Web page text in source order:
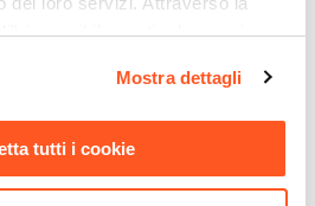
è possibile gestire le proprie
informazioni si invita a leggere la
Mostra dettagli
tutti i cookie